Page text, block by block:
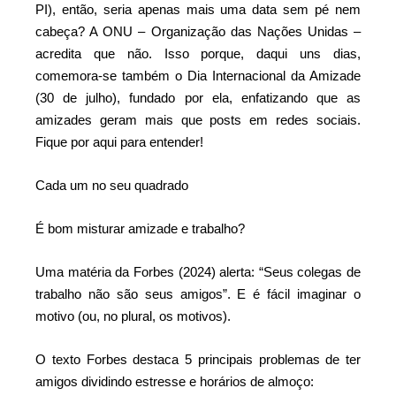
PI), então, seria apenas mais uma data sem pé nem
cabeça? A ONU – Organização das Nações Unidas –
acredita que não. Isso porque, daqui uns dias,
comemora-se também o Dia Internacional da Amizade
(30 de julho), fundado por ela, enfatizando que as
amizades geram mais que posts em redes sociais.
Fique por aqui para entender!
Cada um no seu quadrado
É bom misturar amizade e trabalho?
Uma matéria da Forbes (2024) alerta: “Seus colegas de
trabalho não são seus amigos”. E é fácil imaginar o
motivo (ou, no plural, os motivos).
O texto Forbes destaca 5 principais problemas de ter
amigos dividindo estresse e horários de almoço: